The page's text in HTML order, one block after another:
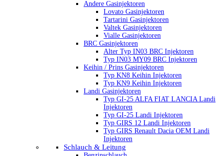
Andere Gasinjektoren
Lovato Gasinjektoren
Tartarini Gasinjektoren
Valtek Gasinjektoren
Vialle Gasinjektoren
BRC Gasinjektoren
Alter Typ IN03 BRC Injektoren
Typ IN03 MY09 BRC Injektoren
Keihin / Prins Gasinjektoren
Typ KN8 Keihin Injektoren
Typ KN9 Keihin Injektoren
Landi Gasinjektoren
Typ GI-25 ALFA FIAT LANCIA Landi
Injektoren
Typ GI-25 Landi Injektoren
Typ GIRS 12 Landi Injektoren
Typ GIRS Renault Dacia OEM Landi
Injektoren
Schlauch & Leitung